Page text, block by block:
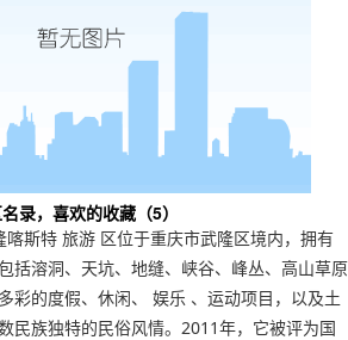
录，喜欢的收藏（5）
斯特 旅游 区位于重庆市武隆区境内，拥有
括溶洞、天坑、地缝、峡谷、峰丛、高山草原
彩的度假、休闲、 娱乐 、运动项目，以及土
民族独特的民俗风情。2011年，它被评为国